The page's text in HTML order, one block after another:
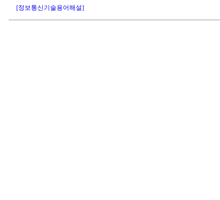
[정보통신기술용어해설]